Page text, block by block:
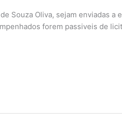
Souza Oliva, sejam enviadas a
forem passiveis de